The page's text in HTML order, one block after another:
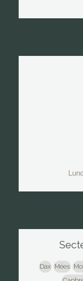
Dax Mées